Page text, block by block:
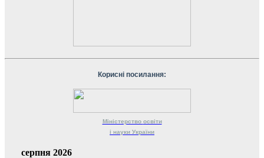
Корисні посилання:
Міністерство освіти
і науки України
серпня 2026